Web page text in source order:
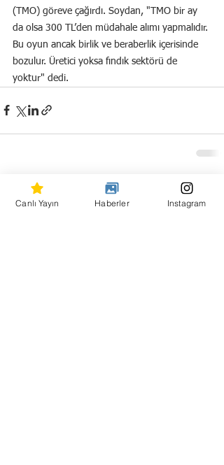
(TMO) göreve çağırdı. Soydan, "TMO bir ay
da olsa 300 TL’den müdahale alımı yapmalıdır.
Bu oyun ancak birlik ve beraberlik içerisinde
bozulur. Üretici yoksa fındık sektörü de
yoktur" dedi.
Son Yazılar Hepsini Gör
Canlı Yayın Haberler Instagram